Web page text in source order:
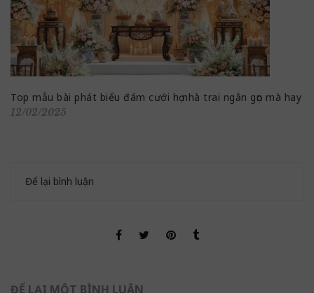
Top mẫu bài phát biểu đám cưới họ nhà trai ngắn gọn mà hay
12/02/2025
Để lại bình luận
ĐỂ LẠI MỘT BÌNH LUẬN